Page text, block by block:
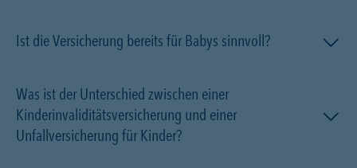
Ist die Versicherung bereits für Babys sinnvoll?
Was ist der Unterschied zwischen einer
Kinderinvaliditätsversicherung und einer
Unfallversicherung für Kinder?